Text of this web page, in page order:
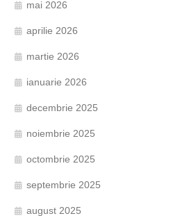
mai 2026
aprilie 2026
martie 2026
ianuarie 2026
decembrie 2025
noiembrie 2025
octombrie 2025
septembrie 2025
august 2025